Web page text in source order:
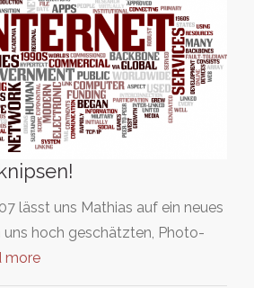
lässt uns Mathias auf ein neues
uns hoch geschätzten, Photo-
more